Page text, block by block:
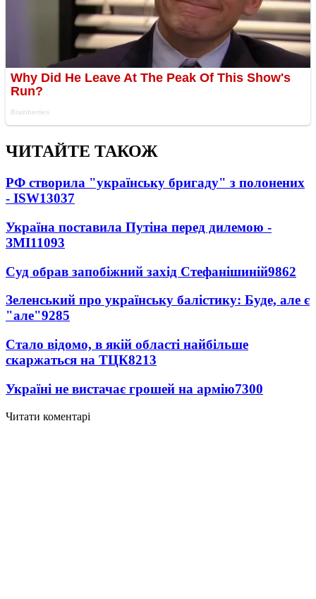
ЧИТАЙТЕ ТАКОЖ
РФ створила "українську бригаду" з полонених
- ISW13037
Україна поставила Путіна перед дилемою -
ЗМІ11093
Суд обрав запобіжний захід Стефанішиній9862
Зеленський про українську балістику: Буде, але є
"але"9285
Стало відомо, в якій області найбільше
скаржаться на ТЦК8213
Україні не вистачає грошей на армію7300
Читати коментарі